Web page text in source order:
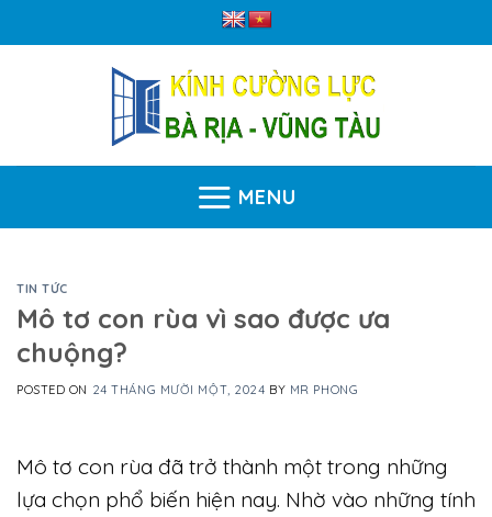
to
MENU
TIN TỨC
Mô tơ con rùa vì sao được ưa
chuộng?
POSTED ON 24 THÁNG MƯỜI MỘT, 2024 BY MR PHONG
Mô tơ con rùa đã trở thành một trong những
lựa chọn phổ biến hiện nay. Nhờ vào những tính